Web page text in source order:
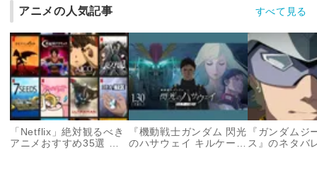
アニメの人気記事 すべて見る
「Netflix」絶対観るべき
アニメおすすめ35選 オ
『機動戦士ガンダム 閃光
のハサウェイ キルケーの
『ガンダムジ
ス』のネタバ